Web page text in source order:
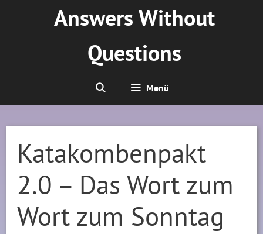
Answers Without
Questions
Menü
Katakombenpakt
2.0 – Das Wort zum
Wort zum Sonntag